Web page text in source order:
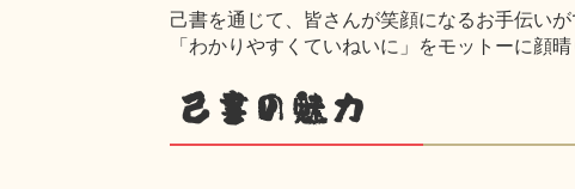
己書を通じて、皆さんが笑顔になるお手伝いが
「わかりやすくていねいに」をモットーに顔晴
己書の魅力